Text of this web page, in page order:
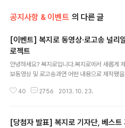
공지사항 & 이벤트 의 다른 글
[이벤트] 복지로 동영상·로고송 널리
로젝트
안녕하세요? 복지로입니다.복지로에서 새롭게
보동영상 및 로고송과연 어떤 내용으로 제작됐
확인하세요.퀴즈를 맞추고 공유한 URL을 비밀댓
사에서 복지로는 총 몇 번 나올까요?4. 정답과
40 2756 2013. 10. 23.
[당첨자 발표] 복지로 기자단, 베스트